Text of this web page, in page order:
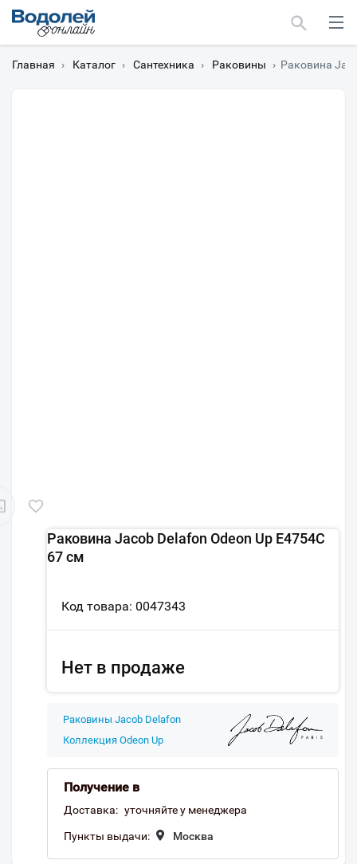
Главная › Каталог › Сантехника › Раковины › Раковина
Раковина Jacob Delafon Odeon Up E4754C
67 см
Код товара: 0047343
Нет в продаже
Раковины Jacob Delafon
Коллекция Odeon Up
Получение в
Доставка: уточняйте у менеджера
Пункты выдачи: Москва